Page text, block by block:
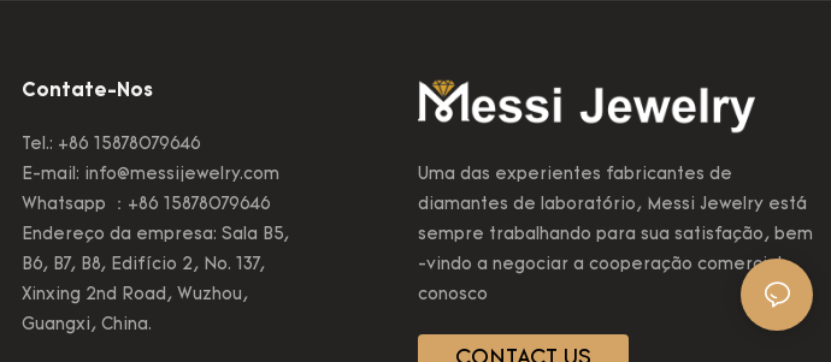
Contate-Nos
Tel.: +86 15878079646
E-mail: info@messijewelry.com
Whatsapp ：+86 15878079646
Endereço da empresa: Sala B5,
B6, B7, B8, Edifício 2, No. 137,
Xinxing 2nd Road, Wuzhou,
Guangxi, China.
Uma das experientes fabricantes de
diamantes de laboratório, Messi Jewelry está
sempre trabalhando para sua satisfação, bem
-vindo a negociar a cooperação comercial
conosco